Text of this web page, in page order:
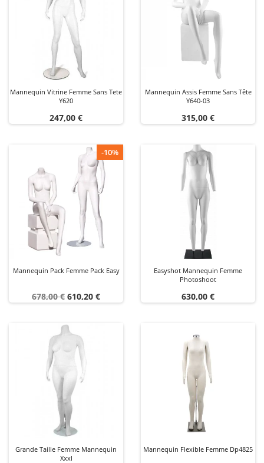
Mannequin Vitrine Femme Sans Tete
Y620
Prix
247,00 €
Mannequin Assis Femme Sans Tête
Y640-03
Prix
315,00 €
-10%
Mannequin Pack Femme Pack Easy
Prix
678,00 € Prix
610,20 €
Easyshot Mannequin Femme
Photoshoot
Prix
630,00 €
Grande Taille Femme Mannequin
Xxxl
Mannequin Flexible Femme Dp4825